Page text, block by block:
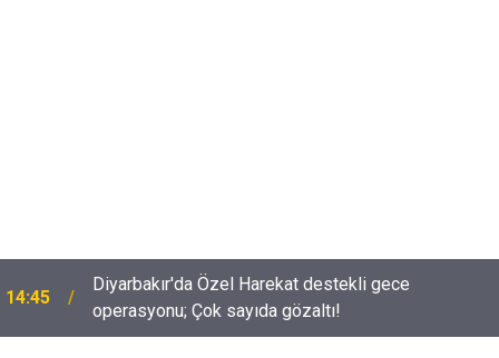
14:45
Diyarbakır'da Özel Harekat destekli gece
operasyonu; Çok sayıda gözaltı!